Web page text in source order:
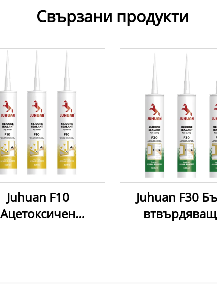
Свързани продукти
Juhuan F10
Ацетоксичен
Juhuan F30